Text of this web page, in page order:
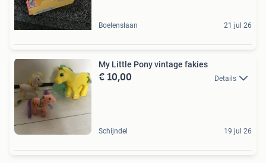
Boelenslaan 21 jul 26
My Little Pony vintage fakies
€ 10,00 Details
Schijndel 19 jul 26